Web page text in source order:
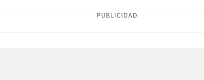
PUBLICIDAD